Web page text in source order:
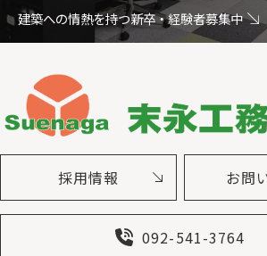
建築への情熱を持つ新卒・経験者募集中
採用情報 お問
092-541-3764